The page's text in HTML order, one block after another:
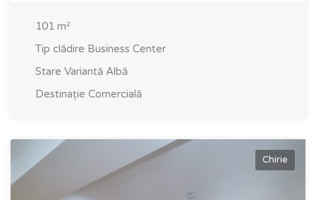
101 m²
Tip clădire Business Center
Stare Variantă Albă
Destinație Comercială
Chirie